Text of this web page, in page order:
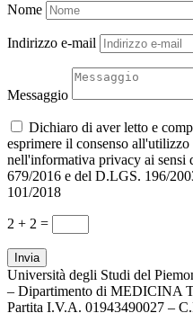
Nome
Indirizzo e-mail
Messaggio
Dichiaro di aver letto e
esprimere il consenso
nell'informativa privacy ai sensi
679/2016 e del D.LGS. 196/
101/2018
2 + 2 =
Invia
Università degli Studi del
– Dipartimento di MEDICINA
Partita I.V.A. 01943490027 –